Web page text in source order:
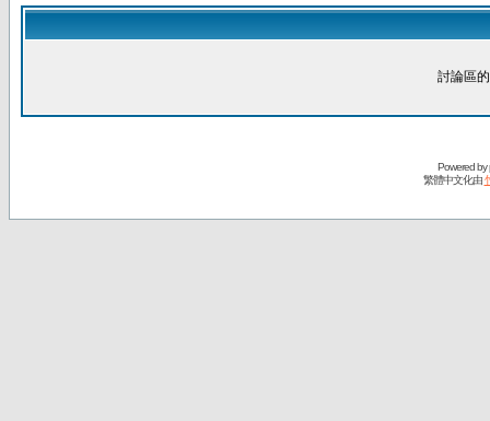
討論區
Powered by
繁體中文化由